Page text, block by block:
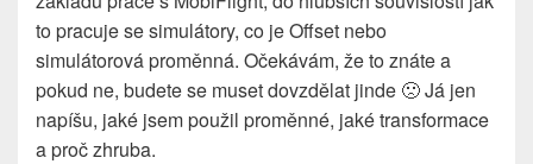
to pracuje se simulátory, co je Offset nebo
simulátorová proměnná. Očekávám, že to znáte a
pokud ne, budete se muset dovzdělat jinde 🙁 Já jen
napíšu, jaké jsem použil proměnné, jaké transformace
a proč zhruba.